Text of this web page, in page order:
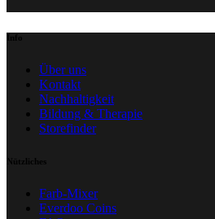
Info
Über uns
Kontakt
Nachhaltigkeit
Bildung & Therapie
Storefinder
Nützliches
Farb-Mixer
Everdoo Coins